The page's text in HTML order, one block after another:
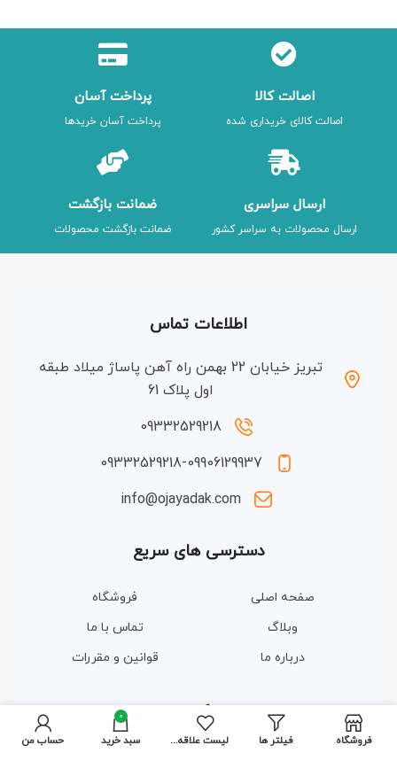
اصالت کالا
اصالت کالای خریداری شده
پرداخت آسان
پرداخت آسان خریدها
ارسال سراسری
ارسال محصولات به سراسر کشور
ضمانت بازگشت
ضمانت بازگشت محصولات
اطلاعات تماس
تبریز خیابان 22 بهمن راه آهن پاساژ میلاد طبقه
اول پلاک 61
09332529218
09332529218-09906129937
info@ojayadak.com
دسترسی های سریع
صفحه اصلی
فروشگاه
وبلاگ
تماس با ما
درباره ما
قوانین و مقررات
مجوزها و گواهینامه ها
فروشگاه فیلتر ها لیست علاقه مندی ها
0
سبد خرید حساب من